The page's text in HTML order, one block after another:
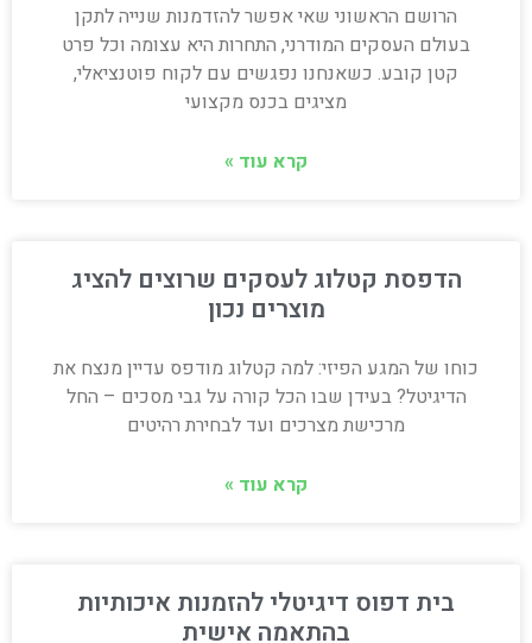
הרושם הראשוני שאי אפשר להזדמנות שנייה לתקן
בעולם העסקים המודרני, התחרות היא עצומה וכל פרט
קטן קובע. כשאנחנו נפגשים עם לקוח פוטנציאלי,
מציגים בכנס מקצועי
קרא עוד »
הדפסת קטלוג לעסקים שרוצים להציג
מוצרים נכון
כוחו של המגע הפיזי: למה קטלוג מודפס עדיין מנצח את
הדיגיטל? בעידן שבו הכל קורה על גבי מסכים – החל
מרכישת מצרכים ועד לבחירת רהיטים
קרא עוד »
בית דפוס דיגיטלי להזמנות איכותיות
בהתאמה אישית